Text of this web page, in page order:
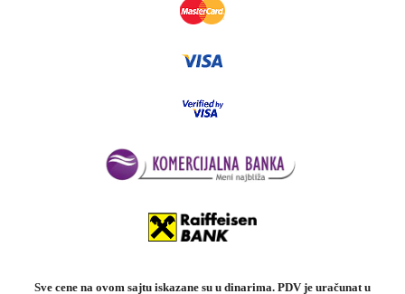
Sve cene na ovom sajtu iskazane su u dinarima. PDV je uračunat u